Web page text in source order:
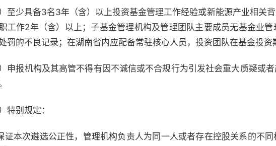
）至少具备3名3年（含）以上投资基金管理工作经验或新能源产业相关
工作2年（含）以上；子基金管理机构及管理团队主要成员无基金业
罚的不良记录；在湖南省内应配备常驻核心人员，投资团队在基金投资
）申报机构及其高管不得有因不诚信或不合规行为引发社会重大质疑或
特别规定：
证本次遴选公正性，管理机构负责人为同一人或者存在控股关系的不